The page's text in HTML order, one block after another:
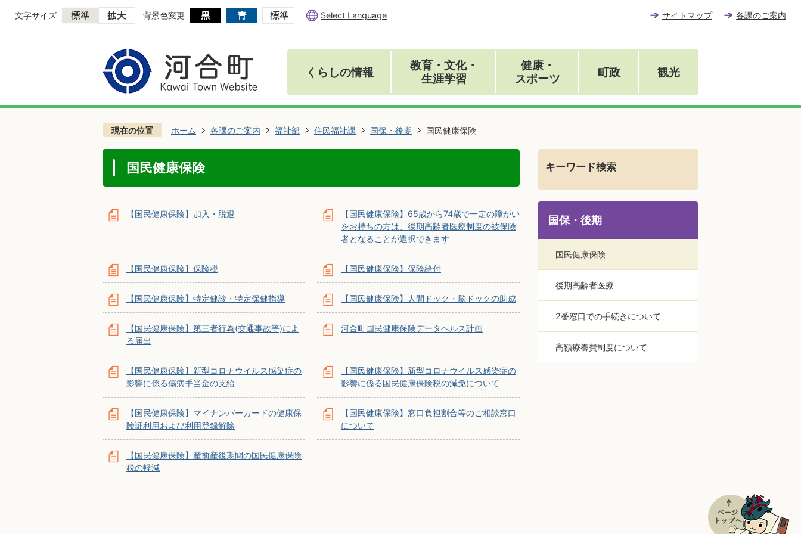
文字サイズ 背景色変更 Select Language サイトマップ 各課のご案内
くらしの情報
教育・文化・
生涯学習
健康・
スポーツ
町政 観光
現在の位置 ホーム 各課のご案内 福祉部 住民福祉課 国保・後期 国民健康保険
国民健康保険
【国民健康保険】加入・脱退
【国民健康保険】65歳から74歳で一定の障がい
をお持ちの方は、後期高齢者医療制度の被保険
者となることが選択できます
【国民健康保険】保険税 【国民健康保険】保険給付
【国民健康保険】特定健診・特定保健指導 【国民健康保険】人間ドック・脳ドックの助成
【国民健康保険】第三者行為(交通事故等)によ
る届出
河合町国⺠健康保険データヘルス計画
【国民健康保険】新型コロナウイルス感染症の
影響に係る傷病手当金の支給
【国民健康保険】新型コロナウイルス感染症の
影響に係る国民健康保険税の減免について
【国民健康保険】マイナンバーカードの健康保
険証利用および利用登録解除
【国民健康保険】窓口負担割合等のご相談窓口
について
【国民健康保険】産前産後期間の国民健康保険
税の軽減
キーワード検索
国保・後期
国民健康保険
後期高齢者医療
2番窓口での手続きについて
高額療養費制度について